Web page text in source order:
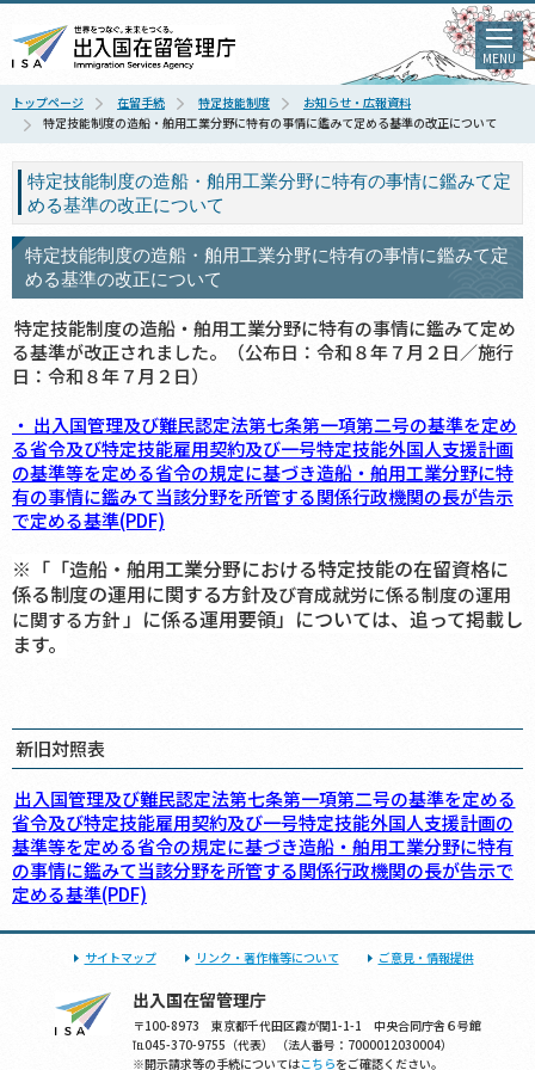
MENU
トップページ 在留手続 特定技能制度
お知らせ・広報資料
特定技能制度の造船・舶用工業分野に特有の事情に鑑みて定める基準の改正について
特定技能制度の造船・舶用工業分野に特有の事情に鑑みて定
める基準の改正について
特定技能制度の造船・舶用工業分野に特有の事情に鑑みて定
める基準の改正について
特定技能制度の造船・舶用工業分野に特有の事情に鑑みて定め
る基準が改正されました。（公布日：令和８年７月２日／施行
日：令和８年７月２日）
・ 出入国管理及び難民認定法第七条第一項第二号の基準を定め
る省令及び特定技能雇用契約及び一号特定技能外国人支援計画
の基準等を定める省令の規定に基づき造船・舶用工業分野に特
有の事情に鑑みて当該分野を所管する関係行政機関の長が告示
で定める基準(PDF)
※「「造船・舶用工業分野における特定技能の在留資格に
係る制度の運用に関する方針及び育成就労に係る制度の運用
に関する方針 」に係る運用要領」については、追って掲載し
ます。
新旧対照表
出入国管理及び難民認定法第七条第一項第二号の基準を定める
省令及び特定技能雇用契約及び一号特定技能外国人支援計画の
基準等を定める省令の規定に基づき造船・舶用工業分野に特有
の事情に鑑みて当該分野を所管する関係行政機関の長が告示で
定める基準(PDF)
サイトマップ リンク・著作権等について ご意見・情報提供
出入国在留管理庁
〒100-8973 東京都千代田区霞が関1-1-1 中央合同庁舎６号館
℡045-370-9755（代表） （法人番号：7000012030004）
※開示請求等の手続についてはこちらをご確認ください。